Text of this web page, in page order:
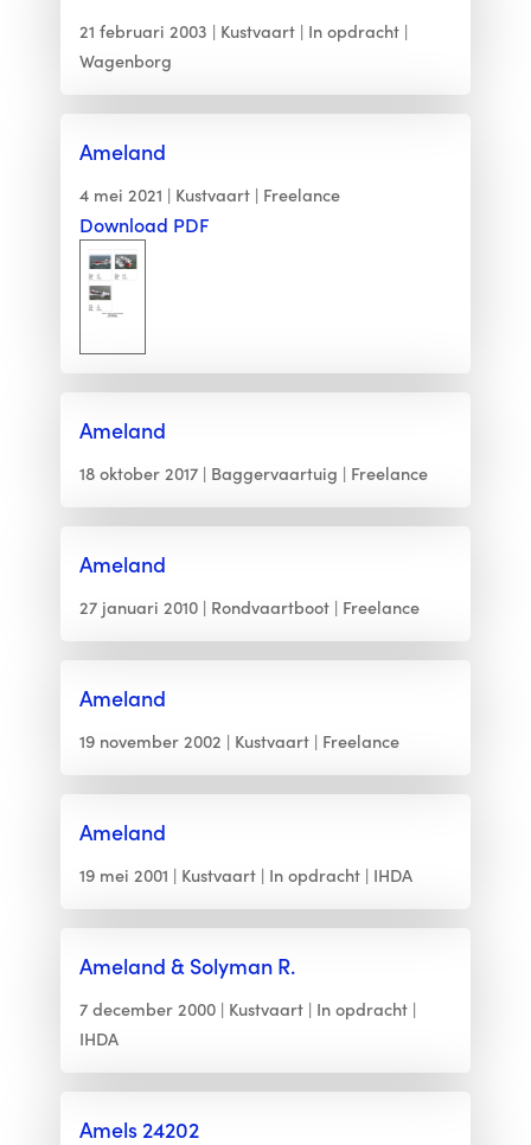
21 februari 2003 Kustvaart
In opdracht
Wagenborg
Ameland
4 mei 2021 Kustvaart Freelance
Download PDF
Ameland
18 oktober 2017 Baggervaartuig Freelance
Ameland
27 januari 2010 Rondvaartboot Freelance
Ameland
19 november 2002 Kustvaart Freelance
Ameland
19 mei 2001 Kustvaart In opdracht IHDA
Ameland & Solyman R.
7 december 2000 Kustvaart
In opdracht
IHDA
Amels 24202